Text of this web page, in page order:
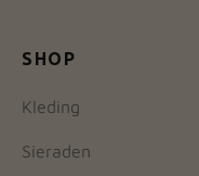
SHOP
Kleding
Sieraden